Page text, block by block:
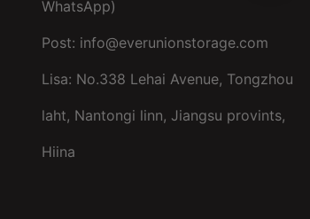
WhatsApp)
Post: info@everunionstorage.com
Lisa: No.338 Lehai Avenue, Tongzhou
laht, Nantongi linn, Jiangsu provints,
Hiina